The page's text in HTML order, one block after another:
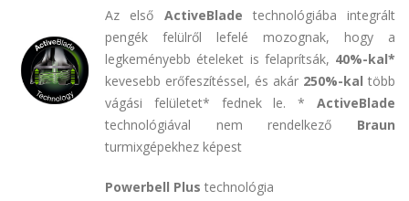
Az első ActiveBlade technológiába integrált
pengék felülről lefelé mozognak, hogy a
legkeményebb ételeket is felaprítsák, 40%-kal*
kevesebb erőfeszítéssel, és akár 250%-kal több
vágási felületet* fednek le. * ActiveBlade
technológiával nem rendelkező Braun
turmixgépekhez képest
Powerbell Plus technológia